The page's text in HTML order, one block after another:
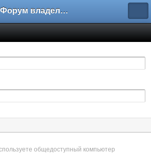
Форум владельцев интернет-магазинов
общедоступный компьютер